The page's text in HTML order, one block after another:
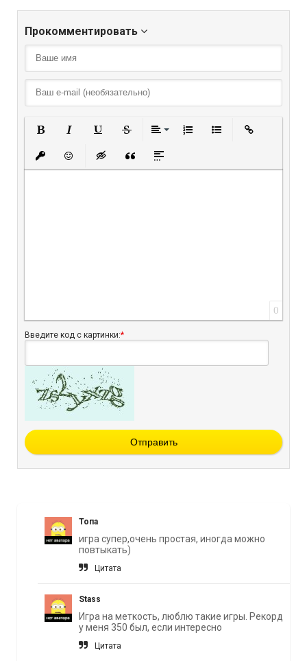
Прокомментировать
Вставить защищенную ссылку
Вставить смайлик
Вставка скрытого текста
Вставка цитаты
Вставка спойлера
0
Введите код с картинки:*
Отправить
Топа
игра супер,очень простая, иногда можно
повтыкать)
Цитата
Stass
Игра на меткость, люблю такие игры. Рекорд
у меня 350 был, если интересно
Цитата